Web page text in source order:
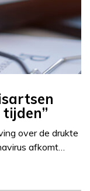
over de drukte
afkomt…